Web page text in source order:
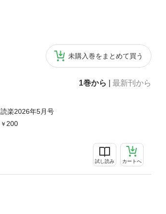
未購入巻をまとめて買う
1巻から 最新刊から
読楽2026年5月号
200
試し読み カートへ